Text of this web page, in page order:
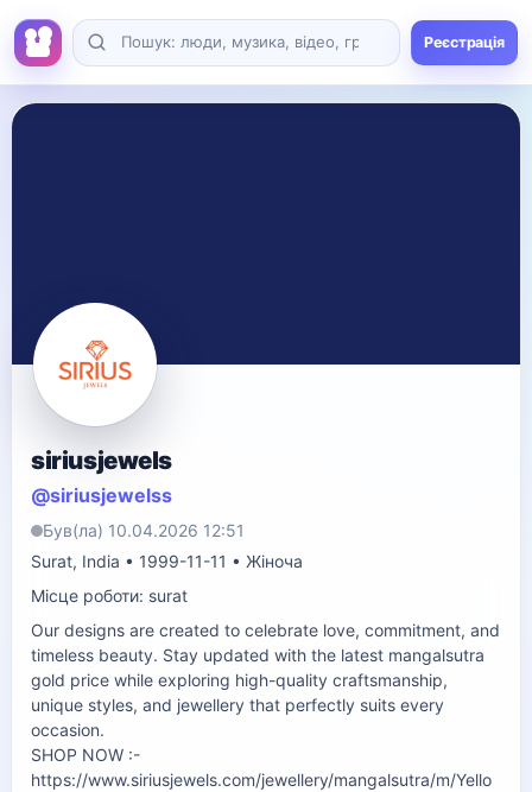
Реєстрація
siriusjewels
@siriusjewelss
Був(ла) 10.04.2026 12:51
Surat, India • 1999-11-11 • Жіноча
Місце роботи: surat
Our designs are created to celebrate love, commitment, and
timeless beauty. Stay updated with the latest mangalsutra
gold price while exploring high-quality craftsmanship,
unique styles, and jewellery that perfectly suits every
occasion.
SHOP NOW :-
https://www.siriusjewels.com/jewellery/mangalsutra/m/Yello